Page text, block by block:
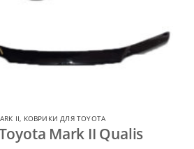
II КОВРИКИ ДЛЯ TOYOTA
Mark II Qualis